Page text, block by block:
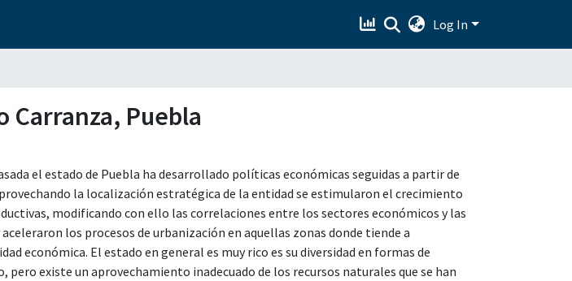
Log In
Carranza, Puebla
el estado de Puebla ha desarrollado políticas económicas seguidas a partir de
la localización estratégica de la entidad se estimularon el crecimiento
modificando con ello las correlaciones entre los sectores económicos y las
los procesos de urbanización en aquellas zonas donde tiende a
económica. El estado en general es muy rico es su diversidad en formas de
pero existe un aprovechamiento inadecuado de los recursos naturales que se han